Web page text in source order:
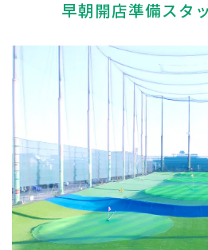
早朝開店準備スタ